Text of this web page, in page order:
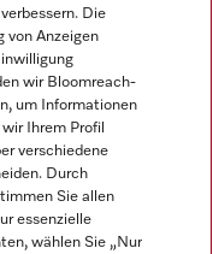
Die
von Anzeigen
wir Bloomreach-
um Informationen
Ihrem Profil
verschiedene
Durch
Sie allen
essenzielle
wählen Sie „Nur